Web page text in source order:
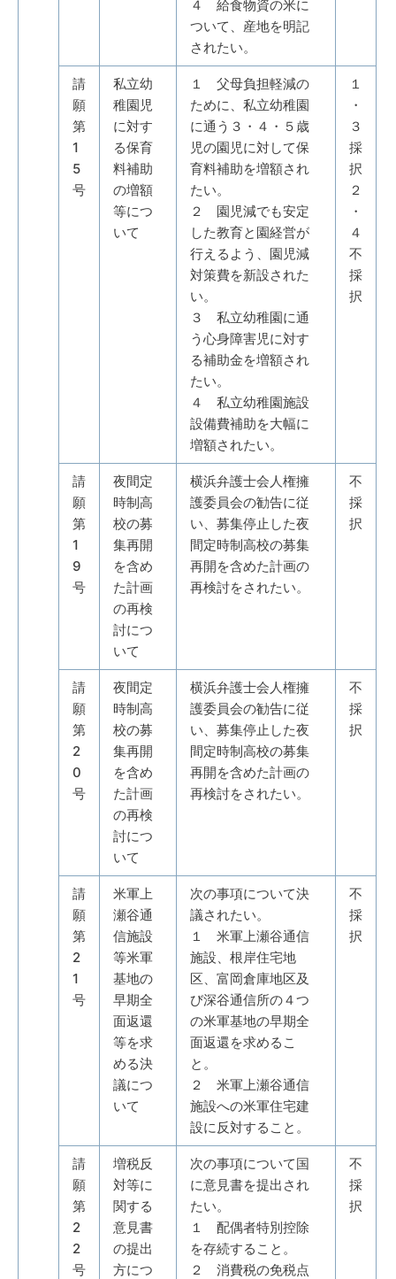
４ 給食物資の米に
ついて、産地を明記
されたい。
請
願
第
1
5
号
私立幼
稚園児
に対す
る保育
料補助
の増額
等につ
いて
１ 父母負担軽減の
ために、私立幼稚園
に通う３・４・５歳
児の園児に対して保
育料補助を増額され
たい。
２ 園児減でも安定
した教育と園経営が
行えるよう、園児減
対策費を新設された
い。
３ 私立幼稚園に通
う心身障害児に対す
る補助金を増額され
たい。
４ 私立幼稚園施設
設備費補助を大幅に
増額されたい。
１
・
３
採
択
２
・
４
不
採
択
請
願
第
1
9
号
夜間定
時制高
校の募
集再開
を含め
た計画
の再検
討につ
いて
横浜弁護士会人権擁
護委員会の勧告に従
い、募集停止した夜
間定時制高校の募集
再開を含めた計画の
再検討をされたい。
不
採
択
請
願
第
2
0
号
夜間定
時制高
校の募
集再開
を含め
た計画
の再検
討につ
いて
横浜弁護士会人権擁
護委員会の勧告に従
い、募集停止した夜
間定時制高校の募集
再開を含めた計画の
再検討をされたい。
不
採
択
請
願
第
2
1
号
米軍上
瀬谷通
信施設
等米軍
基地の
早期全
面返還
等を求
める決
議につ
いて
次の事項について決
議されたい。
１ 米軍上瀬谷通信
施設、根岸住宅地
区、富岡倉庫地区及
び深谷通信所の４つ
の米軍基地の早期全
面返還を求めるこ
と。
２ 米軍上瀬谷通信
施設への米軍住宅建
設に反対すること。
不
採
択
請
願
第
2
2
号
増税反
対等に
関する
意見書
の提出
方につ
次の事項について国
に意見書を提出され
たい。
１ 配偶者特別控除
を存続すること。
２ 消費税の免税点
不
採
択